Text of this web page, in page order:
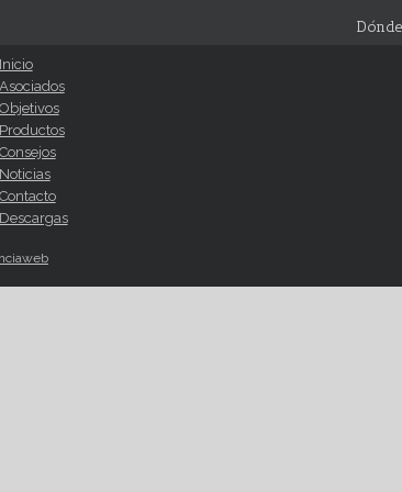
Inicio
Asociados
Objetivos
Productos
Consejos
Noticias
Contacto
Descargas